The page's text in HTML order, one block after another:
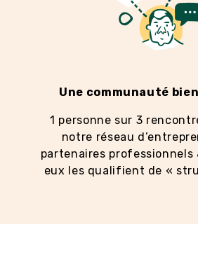
Une communauté
1 personne sur 3
notre réseau
partenaires professionnels
eux les qualifient de «